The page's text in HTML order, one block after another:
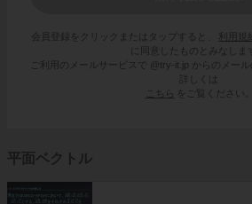
会員登録をクリックまたはタップすると、
利用規
に同意したものとみなしま
ご利用のメールサービスで @try-it.jp からのメー
詳しくは
こちら
をご覧ください。
平面ベクトル